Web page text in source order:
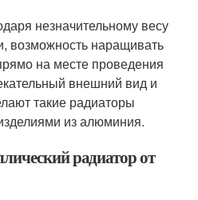
незначительному весу
возможность наращивать
на месте проведения
внешний вид и
такие радиаторы
из алюминия.
радиатор от